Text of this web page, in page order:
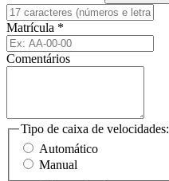
Matrícula *
Comentários
Tipo de caixa de velocidades:
Automático
Manual